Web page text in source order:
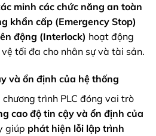
minh các chức năng an toàn
khẩn cấp (Emergency Stop)
động (Interlock) hoạt động
tối đa cho nhân sự và tài sản.
và ổn định của hệ thống
trình PLC đóng vai trò
cao độ tin cậy và ổn định của
giúp phát hiện lỗi lập trình